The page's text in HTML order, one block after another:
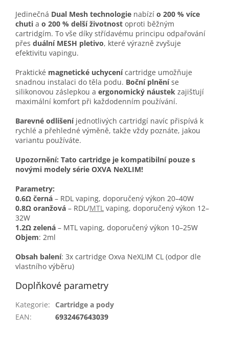
Jedinečná Dual Mesh technologie nabízí o 200 % více
chuti a o 200 % delší životnost oproti běžným
cartridgím. To vše díky střídavému principu odpařování
přes duální MESH pletivo, které výrazně zvyšuje
efektivitu vapingu.
Praktické magnetické uchycenícartridge umožňuje
snadnou instalaci do těla podu. Boční plněníse
silikonovou záslepkou a ergonomický náustek zajišťují
maximální komfort při každodenním používání.
Barevné odlišeníjednotlivých cartridgí navíc přispívá k
rychlé a přehledné výměně, takže vždy poznáte, jakou
variantu používáte.
Upozornění: Tato cartridge je kompatibilní pouze s
novými modely série OXVA NeXLIM!
Parametry:
0.6Ω černá – RDL vaping, doporučený výkon 20–40W
0.8Ω oranžová – RDL/MTL vaping, doporučený výkon 12–
32W
1.2Ω zelená – MTL vaping, doporučený výkon 10–25W
Objem: 2ml
Obsah balení: 3x cartridge Oxva NeXLIM CL (odpor dle
vlastního výběru)
Doplňkové parametry
Kategorie:
Cartridge a pody
EAN: 6932467643039